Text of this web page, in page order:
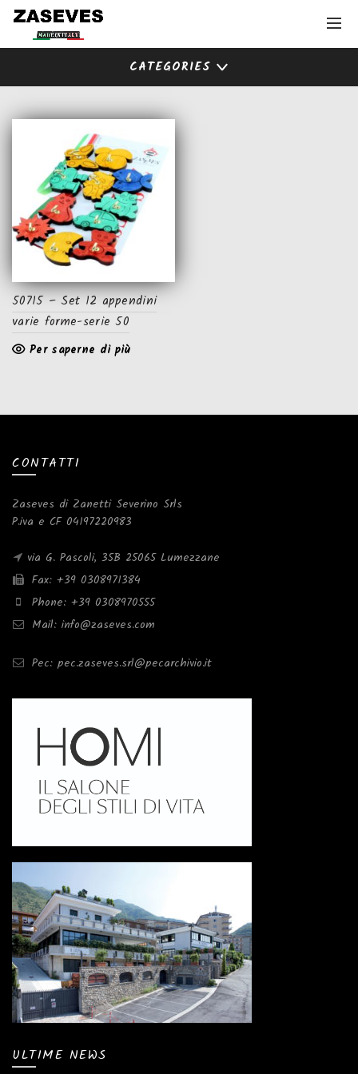
CATEGORIES
50715 – Set 12 appendini
varie forme-serie 50
Per saperne di più
CONTATTI
Zaseves di Zanetti Severino Srls
P.iva e CF 04197220983
via G. Pascoli, 35B 25065 Lumezzane
Fax: +39 0308971384
Phone: +39 0308970555
Mail: info@zaseves.com
Pec: pec.zaseves.srl@pecarchivio.it
ULTIME NEWS